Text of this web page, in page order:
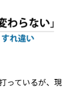
っているが、現